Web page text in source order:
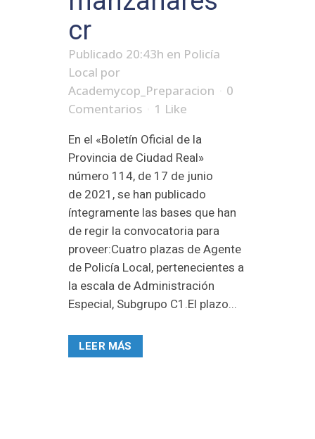
cr
Publicado 20:43h en Policía
Local por
Academycop_Preparacion
0
Comentarios
1 Like
En el «Boletín Oficial de la
Provincia de Ciudad Real»
número 114, de 17 de junio
de 2021, se han publicado
íntegramente las bases que han
de regir la convocatoria para
proveer:Cuatro plazas de Agente
de Policía Local, pertenecientes a
la escala de Administración
Especial, Subgrupo C1.El plazo...
LEER MÁS